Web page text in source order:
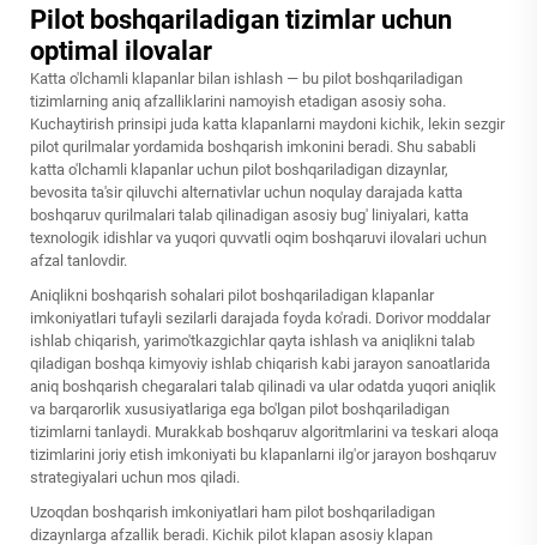
Pilot boshqariladigan tizimlar uchun
optimal ilovalar
Katta o'lchamli klapanlar bilan ishlash — bu pilot boshqariladigan
tizimlarning aniq afzalliklarini namoyish etadigan asosiy soha.
Kuchaytirish prinsipi juda katta klapanlarni maydoni kichik, lekin sezgir
pilot qurilmalar yordamida boshqarish imkonini beradi. Shu sababli
katta o'lchamli klapanlar uchun pilot boshqariladigan dizaynlar,
bevosita ta'sir qiluvchi alternativlar uchun noqulay darajada katta
boshqaruv qurilmalari talab qilinadigan asosiy bug' liniyalari, katta
texnologik idishlar va yuqori quvvatli oqim boshqaruvi ilovalari uchun
afzal tanlovdir.
Aniqlikni boshqarish sohalari pilot boshqariladigan klapanlar
imkoniyatlari tufayli sezilarli darajada foyda ko'radi. Dorivor moddalar
ishlab chiqarish, yarimo'tkazgichlar qayta ishlash va aniqlikni talab
qiladigan boshqa kimyoviy ishlab chiqarish kabi jarayon sanoatlarida
aniq boshqarish chegaralari talab qilinadi va ular odatda yuqori aniqlik
va barqarorlik xususiyatlariga ega bo'lgan pilot boshqariladigan
tizimlarni tanlaydi. Murakkab boshqaruv algoritmlarini va teskari aloqa
tizimlarini joriy etish imkoniyati bu klapanlarni ilg'or jarayon boshqaruv
strategiyalari uchun mos qiladi.
Uzoqdan boshqarish imkoniyatlari ham pilot boshqariladigan
dizaynlarga afzallik beradi. Kichik pilot klapan asosiy klapan